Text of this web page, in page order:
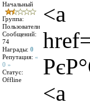
Начальный
Группа:
Пользователи
Сообщений:
74
Награды: 0
Репутация: «
0 »
Статус:
Offline
<a
<a